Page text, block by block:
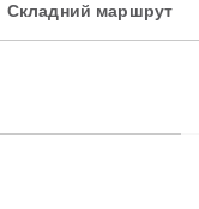
Складний маршрут